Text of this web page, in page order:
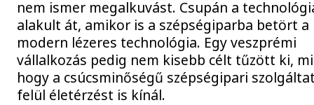
nem ismer megalkuvást. Csupán a
alakult át, amikor is a szépségiparba betört a
modern lézeres technológia. Egy veszprémi
vállalkozás pedig nem kisebb célt tűzött ki,
hogy a csúcsminőségű szépségipari
felül életérzést is kínál.